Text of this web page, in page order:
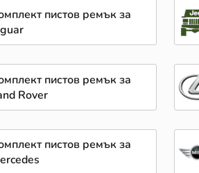
пистов ремък за
пистов ремък за
Rover
пистов ремък за